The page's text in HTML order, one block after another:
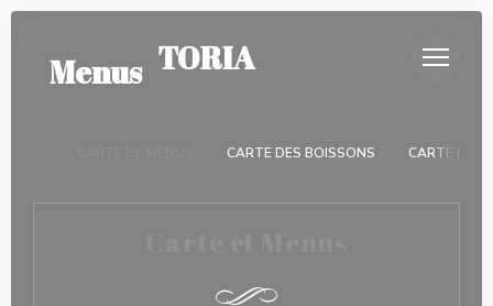
Painel de Gerenciamento de Cookies
LA TRATTORIA
Menus
CARTE DES BOISSONS CARTE DES